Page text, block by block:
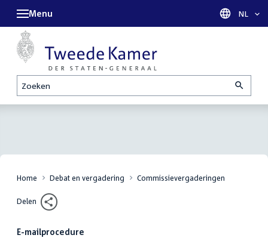
Zoeken
Menu Taal
NL
Home Debat en vergadering Commissievergaderingen
Delen
E-mailprocedure